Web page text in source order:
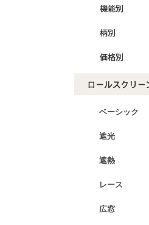
ベーシック
遮光
遮熱
レース
広窓